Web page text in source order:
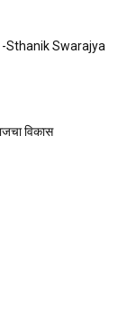
-Sthanik Swarajya
विकास